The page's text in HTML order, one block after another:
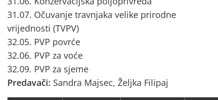
31.07. Očuvanje travnjaka velike prirodne
vrijednosti (TVPV)
32.05. PVP povrće
32.06. PVP za voće
32.09. PVP za sjeme
Predavači: Sandra Majsec, Željka Filipaj